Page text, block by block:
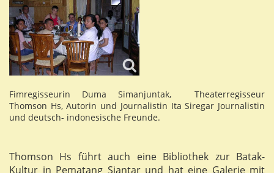
Fimregisseurin Duma Simanjuntak, Theaterregisseur
Thomson Hs, Autorin und Journalistin Ita Siregar Journalistin
und deutsch- indonesische Freunde.
Thomson Hs führt auch eine Bibliothek zur Batak-
Kultur in Pematang Siantar und hat eine Galerie mit